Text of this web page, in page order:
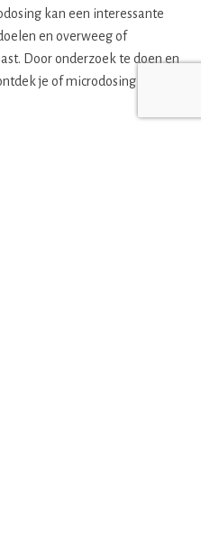
kan een interessante
en overweeg of
Door onderzoek te doen en
je of microdosing jou kan